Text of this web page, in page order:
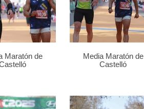
Maratón de
Media Maratón de
Castelló